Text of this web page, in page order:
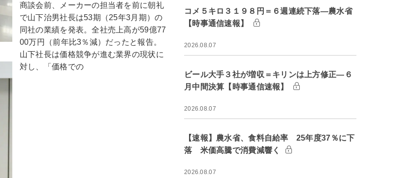
商談会前、メーカーの担当者を前に朝礼
で山下治男社長は53期（25年3月期）の
同社の業績を発表。全社売上高が59億77
00万円（前年比3％減）だったと報告。
山下社長は価格競争が進む業界の現状に
対し、「価格での
コメ５キロ３１９８円＝６週連続下落―農水省
【時事通信速報】
2026.08.07
ビール大手３社が増収＝キリンは上方修正―６
月中間決算【時事通信速報】
2026.08.07
【速報】農水省、食料自給率 25年度37％に下
落 米価高騰で消費減響く
2026.08.07